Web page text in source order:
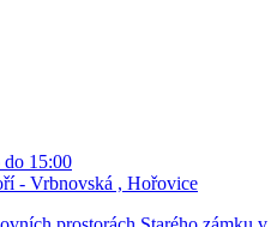
do 15:00
- Vrbnovská , Hořovice